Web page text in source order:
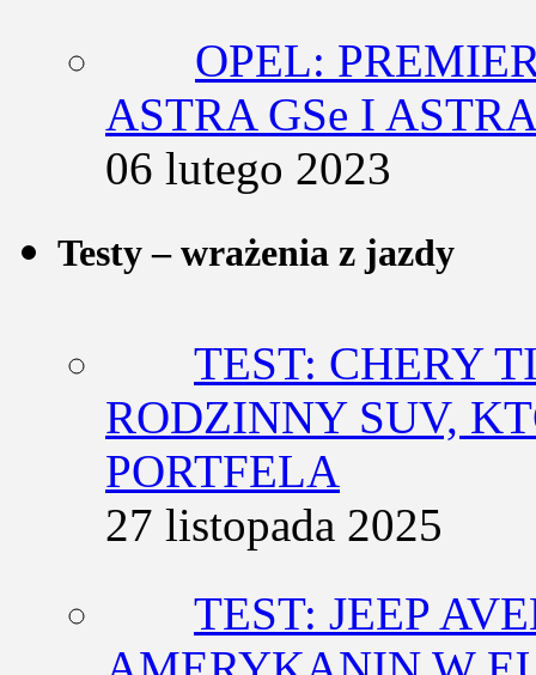
OPEL:
ASTRA GSe I
06 lutego 2023
Testy – wrażenia z jazdy
TEST: CHERY
RODZINNY SUV,
PORTFELA
27 listopada 2025
TEST: JEEP